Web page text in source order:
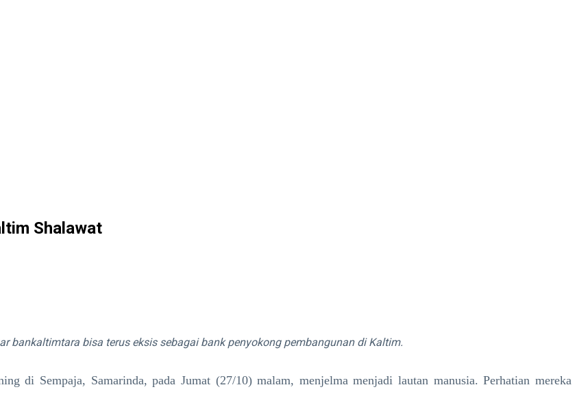
Shalawat
bankaltimtara bisa terus eksis sebagai bank penyokong pembangunan di Kaltim.
di Sempaja, Samarinda, pada Jumat (27/10) malam, menjelma menjadi lautan manusia. Perhatian mereka